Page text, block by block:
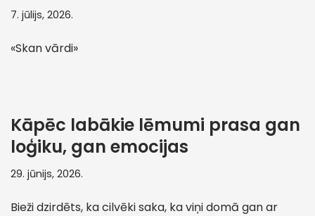
7. jūlijs, 2026.
«Skan vārdi»
Kāpēc labākie lēmumi prasa gan
loģiku, gan emocijas
29. jūnijs, 2026.
Bieži dzirdēts, ka cilvēki saka, ka viņi domā gan ar